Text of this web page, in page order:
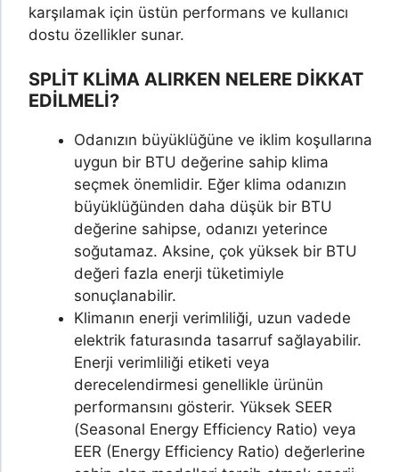
karşılamak için üstün performans ve kullanıcı
dostu özellikler sunar.
SPLİT KLİMA ALIRKEN NELERE DİKKAT
EDİLMELİ?
Odanızın büyüklüğüne ve iklim koşullarına
uygun bir BTU değerine sahip klima
seçmek önemlidir. Eğer klima odanızın
büyüklüğünden daha düşük bir BTU
değerine sahipse, odanızı yeterince
soğutamaz. Aksine, çok yüksek bir BTU
değeri fazla enerji tüketimiyle
sonuçlanabilir.
Klimanın enerji verimliliği, uzun vadede
elektrik faturasında tasarruf sağlayabilir.
Enerji verimliliği etiketi veya
derecelendirmesi genellikle ürünün
performansını gösterir. Yüksek SEER
(Seasonal Energy Efficiency Ratio) veya
EER (Energy Efficiency Ratio) değerlerine